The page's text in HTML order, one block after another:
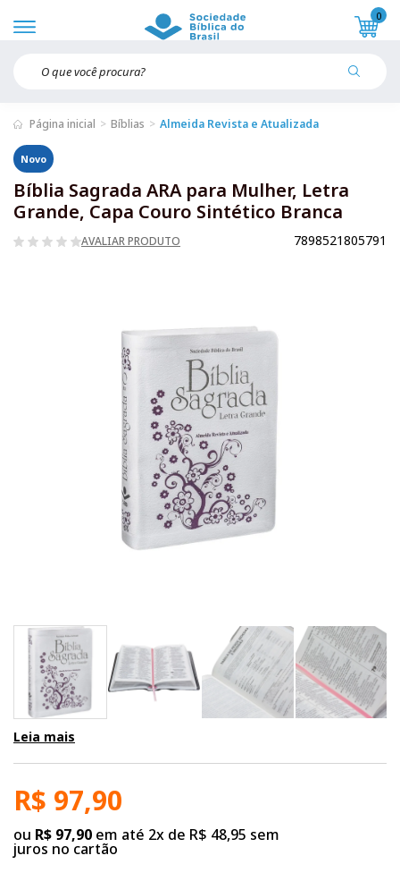
0
Página inicial Bíblias Almeida Revista e Atualizada
Novo
Bíblia Sagrada ARA para Mulher, Letra
Grande, Capa Couro Sintético Branca
AVALIAR PRODUTO 7898521805791
Leia mais
R$ 97,90
ou R$ 97,90 em até 2x de R$ 48,95 sem
juros no cartão